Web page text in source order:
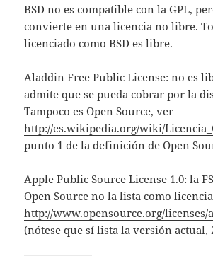
BSD no es compatible con la GPL,
convierte en una licencia no libre.
licenciado como BSD es libre.
Aladdin Free Public License: no es
admite que se pueda cobrar por la
Tampoco es Open Source, ver
http://es.wikipedia.org/wiki/
punto 1 de la definición de Open
Apple Public Source License 1.0: la
Open Source no la lista como
http://www.opensource.org/licenses/
(nótese que sí lista la versión actual,